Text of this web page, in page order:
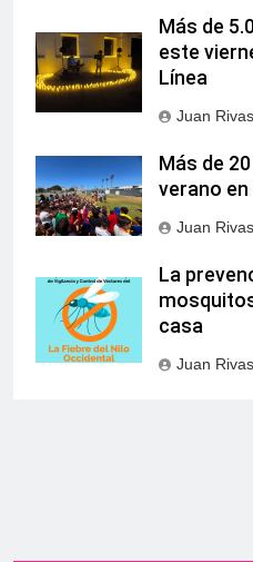
Más de
este
Línea
Juan Rivas
Más de
verano en
Juan Rivas
La
casa
Juan Rivas